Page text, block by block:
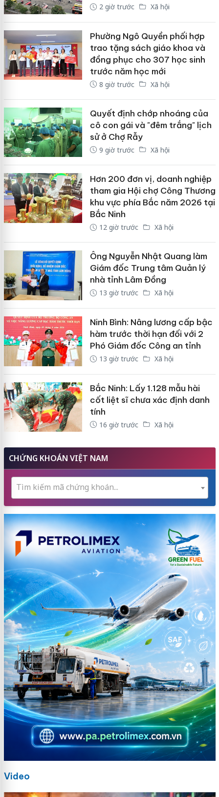
2 giờ trước Xã hội
Phường Ngô Quyền phối hợp
trao tặng sách giáo khoa và
đồng phục cho 307 học sinh
trước năm học mới
8 giờ trước Xã hội
Quyết định chớp nhoáng của
cô con gái và "đêm trắng" lịch
sử ở Chợ Rẫy
9 giờ trước Xã hội
Hơn 200 đơn vị, doanh nghiệp
tham gia Hội chợ Công Thương
khu vực phía Bắc năm 2026 tại
Bắc Ninh
12 giờ trước Xã hội
Ông Nguyễn Nhật Quang làm
Giám đốc Trung tâm Quản lý
nhà tỉnh Lâm Đồng
13 giờ trước Xã hội
Ninh Bình: Nâng lương cấp bậc
hàm trước thời hạn đối với 2
Phó Giám đốc Công an tỉnh
13 giờ trước Xã hội
Bắc Ninh: Lấy 1.128 mẫu hài
cốt liệt sĩ chưa xác định danh
tính
16 giờ trước Xã hội
CHỨNG KHOÁN VIỆT NAM
Tìm kiếm mã chứng khoán...
Video